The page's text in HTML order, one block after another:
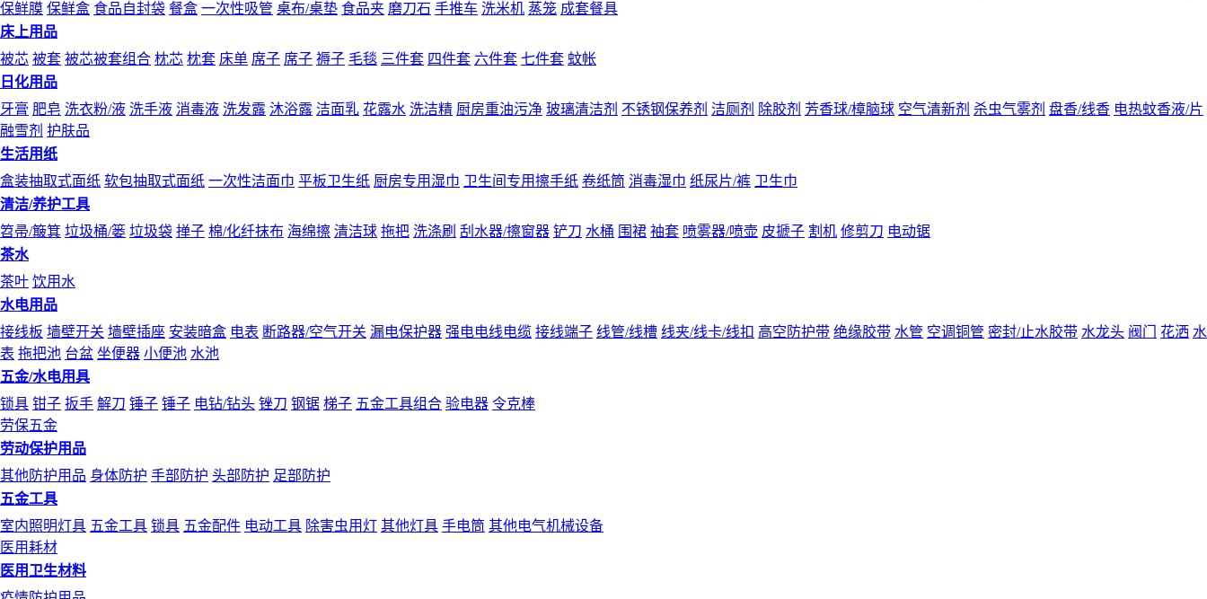
保鲜膜 保鲜盒 食品自封袋 餐盒 一次性吸管 桌布/桌垫 食品夹 磨刀石 手推车 洗米机 蒸笼 成套餐具
床上用品
被芯 被套 被芯被套组合 枕芯 枕套 床单 席子 席子 褥子 毛毯 三件套 四件套 六件套 七件套 蚊帐
日化用品
牙膏 肥皂 洗衣粉/液 洗手液 消毒液 洗发露 沐浴露 洁面乳 花露水 洗洁精 厨房重油污净 玻璃清洁剂 不锈钢保养剂 洁厕剂 除胶剂 芳香球/樟脑球 空气清新剂 杀虫气雾剂 盘香/线香 电热蚊香液/片
融雪剂 护肤品
生活用纸
盒装抽取式面纸 软包抽取式面纸 一次性洁面巾 平板卫生纸 厨房专用湿巾 卫生间专用擦手纸 卷纸筒 消毒湿巾 纸尿片/裤 卫生巾
清洁/养护工具
笤帚/簸箕 垃圾桶/篓 垃圾袋 掸子 棉/化纤抹布 海绵擦 清洁球 拖把 洗涤刷 刮水器/擦窗器 铲刀 水桶 围裙 袖套 喷雾器/喷壶 皮搋子 割机 修剪刀 电动锯
茶水
茶叶 饮用水
水电用品
接线板 墙壁开关 墙壁插座 安装暗盒 电表 断路器/空气开关 漏电保护器 强电电线电缆 接线端子 线管/线槽 线夹/线卡/线扣 高空防护带 绝缘胶带 水管 空调铜管 密封/止水胶带 水龙头 阀门 花洒 水
表 拖把池 台盆 坐便器 小便池 水池
五金/水电用具
锁具 钳子 扳手 解刀 锤子 锤子 电钻/钻头 锉刀 钢锯 梯子 五金工具组合 验电器 令克棒
劳保五金
劳动保护用品
其他防护用品 身体防护 手部防护 头部防护 足部防护
五金工具
室内照明灯具 五金工具 锁具 五金配件 电动工具 除害虫用灯 其他灯具 手电筒 其他电气机械设备
医用耗材
医用卫生材料